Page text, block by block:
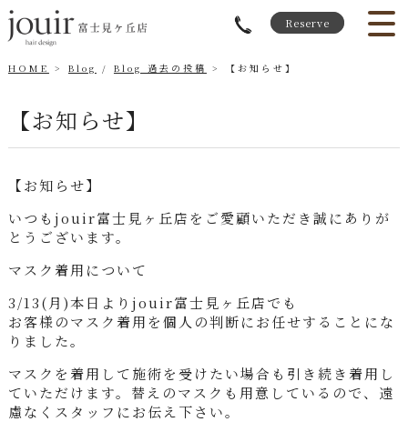
Reserve
HOME Blog / Blog 過去の投稿 【お知らせ】
【お知らせ】
【お知らせ】
いつもjouir富士見ヶ丘店をご愛顧いただき誠にありが
とうございます。
マスク着用について
3/13(月)本日よりjouir富士見ヶ丘店でも
お客様のマスク着用を個人の判断にお任せすることにな
りました。
マスクを着用して施術を受けたい場合も引き続き着用し
ていただけます。替えのマスクも用意しているので、遠
慮なくスタッフにお伝え下さい。